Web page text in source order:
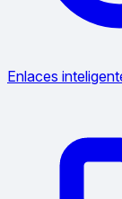
Enlaces